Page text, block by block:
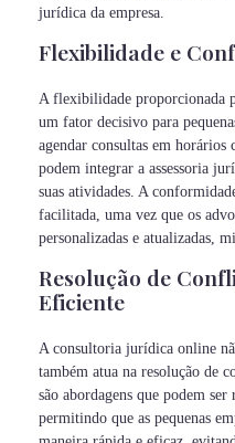
jurídica da empresa.
Flexibilidade e
A flexibilidade proporcionada
um fator decisivo para
agendar consultas em horários
podem integrar a assessoria
suas atividades. A
facilitada, uma vez que os
personalizadas e atualizadas,
Resolução de
Eficiente
A consultoria jurídica online
também atua na resolução de
são abordagens que podem
permitindo que as pequenas